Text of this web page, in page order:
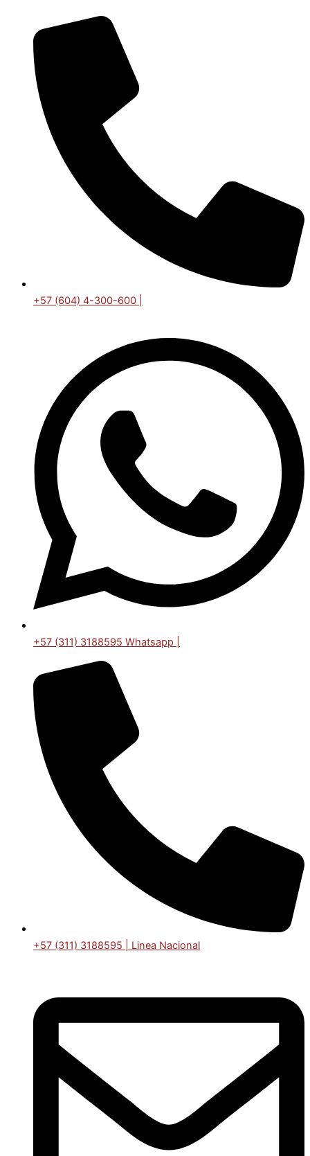
contenido
+57 (604) 4-300-600 |
+57 (311) 3188595 Whatsapp |
+57 (311) 3188595 | Linea Nacional